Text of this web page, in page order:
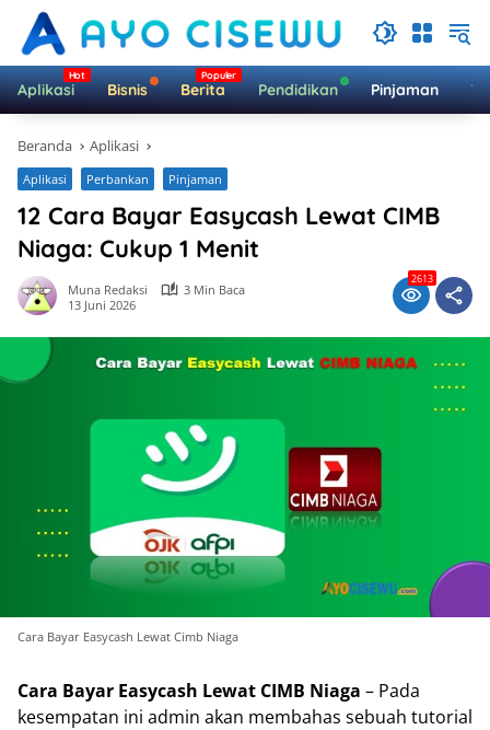
Langsung
konten
Aplikasi Bisnis Berita Pendidikan Pinjaman
Beranda Aplikasi
Aplikasi Perbankan Pinjaman
12 Cara Bayar Easycash Lewat CIMB
Niaga: Cukup 1 Menit
Muna Redaksi
3 Min Baca
13 Juni 2026
2613
Cara Bayar Easycash Lewat Cimb Niaga
Cara Bayar Easycash Lewat CIMB Niaga – Pada
kesempatan ini admin akan membahas sebuah tutorial